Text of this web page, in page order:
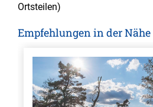
Ortsteilen)
Empfehlungen in der Nähe